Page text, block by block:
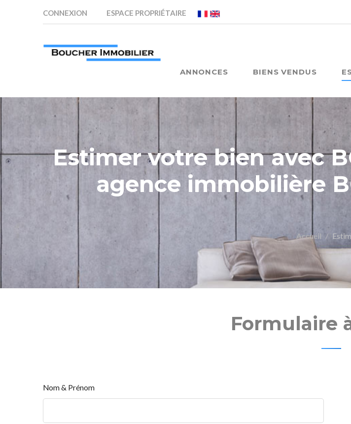
CONNEXION ESPACE PROPRIÉTAIRE
ANNONCES BIENS VENDUS
Estimer votre bien avec
agence immobilière
Accueil
Formulaire
Nom & Prénom